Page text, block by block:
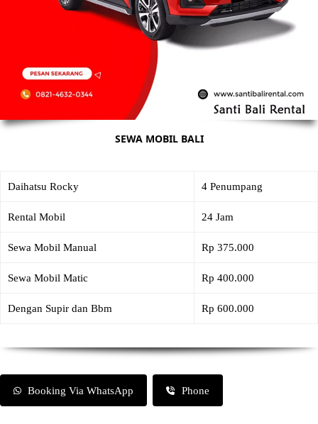
SEWA MOBIL BALI
Daihatsu Rocky 4 Penumpang
Rental Mobil 24 Jam
Sewa Mobil Manual Rp 375.000
Sewa Mobil Matic Rp 400.000
Dengan Supir dan Bbm Rp 600.000
Booking Via WhatsApp Phone